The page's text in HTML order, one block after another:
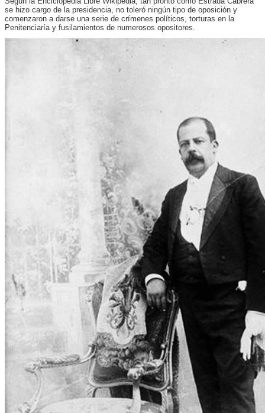
se hizo cargo de la presidencia, no toleró ningún tipo de oposición y
comenzaron a darse una serie de crímenes políticos, torturas en la
Penitenciaría y fusilamientos de numerosos opositores.